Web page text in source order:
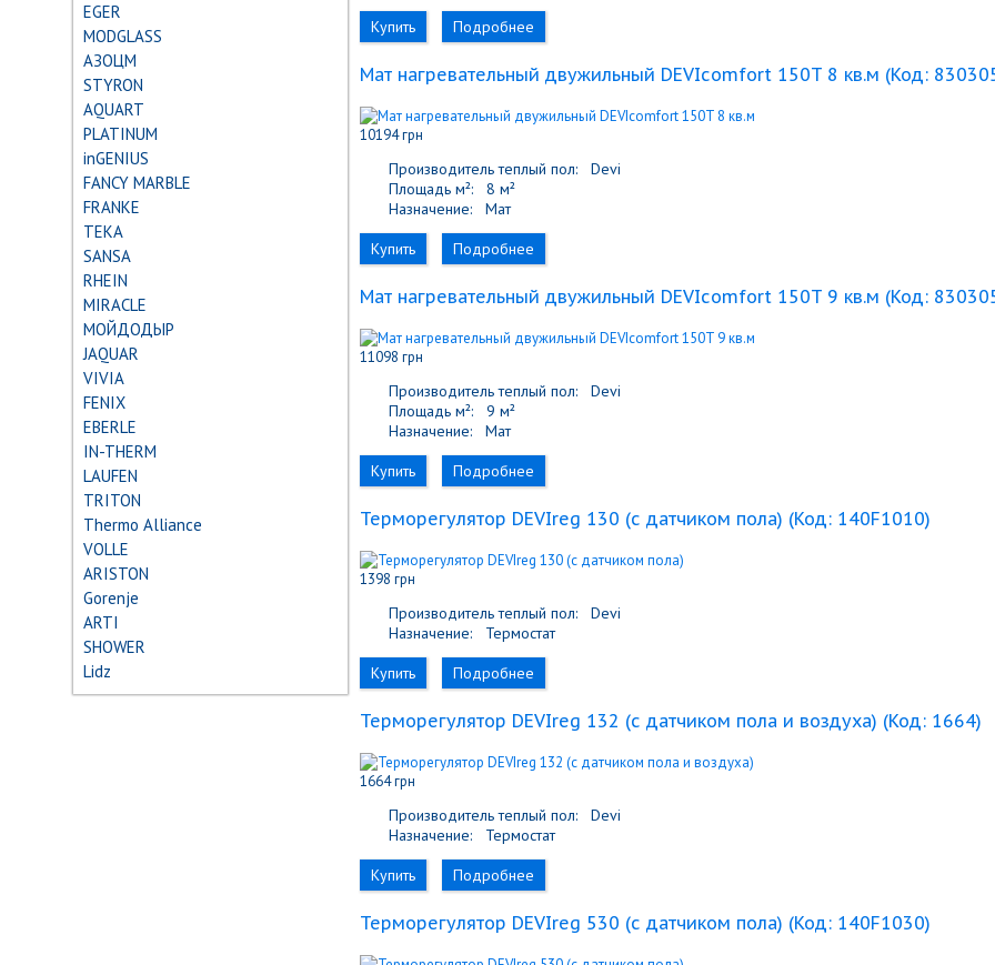
EGER
MODGLASS
АЗОЦМ
STYRON
AQUART
PLATINUM
inGENIUS
FANCY MARBLE
FRANKE
TEKA
SANSA
RHEIN
MIRACLE
МОЙДОДЫР
JAQUAR
VIVIA
FENIX
EBERLE
IN-THERM
LAUFEN
TRITON
Thermo Alliance
VOLLE
ARISTON
Gorenje
ARTI
SHOWER
Lidz
Купить
Подробнее
Мат нагревательный двужильный DEVIcomfort 150T 8 кв.м (Код:
10194 грн
Производитель теплый пол:
Devi
Площадь м²:
8 м²
Назначение:
Мат
Купить
Подробнее
Мат нагревательный двужильный DEVIcomfort 150T 9 кв.м (Код:
11098 грн
Производитель теплый пол:
Devi
Площадь м²:
9 м²
Назначение:
Мат
Купить
Подробнее
Терморегулятор DEVIreg 130 (с датчиком пола) (Код: 140F1010)
1398 грн
Производитель теплый пол:
Devi
Назначение:
Термостат
Купить
Подробнее
Терморегулятор DEVIreg 132 (с датчиком пола и воздуха) (Код: 1664)
1664 грн
Производитель теплый пол:
Devi
Назначение:
Термостат
Купить
Подробнее
Терморегулятор DEVIreg 530 (с датчиком пола) (Код: 140F1030)